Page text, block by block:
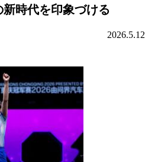
時代を印象づける
2026.5.12